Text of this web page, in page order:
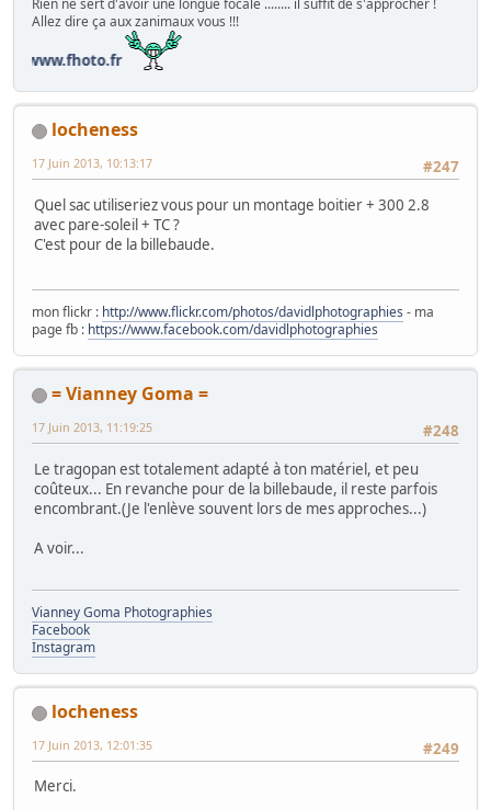
Rien ne sert d'avoir une longue focale ........ il suffit de s'approcher !
Allez dire ça aux zanimaux vous !!!
locheness
#247
17 Juin 2013, 10:13:17
Quel sac utiliseriez vous pour un montage boitier + 300 2.8
avec pare-soleil + TC ?
C'est pour de la billebaude.
mon flickr : http://www.flickr.com/photos/davidlphotographies - ma
page fb : https://www.facebook.com/davidlphotographies
= Vianney Goma =
#248
17 Juin 2013, 11:19:25
Le tragopan est totalement adapté à ton matériel, et peu
coûteux... En revanche pour de la billebaude, il reste parfois
encombrant.(Je l'enlève souvent lors de mes approches...)
A voir...
Vianney Goma Photographies
Facebook
Instagram
locheness
#249
17 Juin 2013, 12:01:35
Merci.